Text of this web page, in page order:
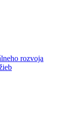
rozvoja